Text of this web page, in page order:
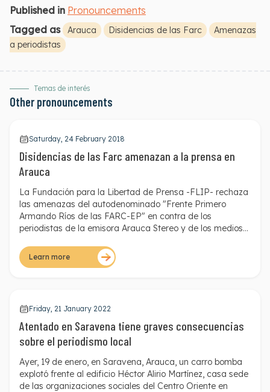
Published in Pronouncements
Tagged as
Arauca Disidencias de las Farc
Amenazas
a periodistas
Temas de interés
Other pronouncements
Saturday, 24 February 2018
Disidencias de las Farc amenazan a la prensa en
Arauca
La Fundación para la Libertad de Prensa -FLIP- rechaza
las amenazas del autodenominado "Frente Primero
Armando Ríos de las FARC-EP" en contra de los
periodistas de la emisora Arauca Stereo y de los medios
Learn more
Friday, 21 January 2022
Atentado en Saravena tiene graves consecuencias
sobre el periodismo local
Ayer, 19 de enero, en Saravena, Arauca, un carro bomba
explotó frente al edificio Héctor Alirio Martínez, casa sede
de las organizaciones sociales del Centro Oriente en